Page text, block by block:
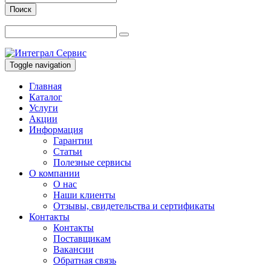
Поиск
Toggle navigation
Главная
Каталог
Услуги
Акции
Информация
Гарантии
Статьи
Полезные сервисы
О компании
О нас
Наши клиенты
Отзывы, свидетельства и сертификаты
Контакты
Контакты
Поставщикам
Вакансии
Обратная связь